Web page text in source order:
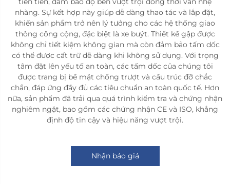
nhàng. Sự kết hợp này giúp dễ dàng thao tác và lắp đặt,
khiến sản phẩm trở nên lý tưởng cho các hệ thống giao
thông công cộng, đặc biệt là xe buýt. Thiết kế gập được
không chỉ tiết kiệm không gian mà còn đảm bảo tấm dốc
có thể được cất trữ dễ dàng khi không sử dụng. Với trọng
tâm đặt lên yếu tố an toàn, các tấm dốc của chúng tôi
được trang bị bề mặt chống trượt và cấu trúc đỡ chắc
chắn, đáp ứng đầy đủ các tiêu chuẩn an toàn quốc tế. Hơn
nữa, sản phẩm đã trải qua quá trình kiểm tra và chứng nhận
nghiêm ngặt, bao gồm các chứng nhận CE và ISO, khẳng
định độ tin cậy và hiệu năng vượt trội.
Nhận báo giá